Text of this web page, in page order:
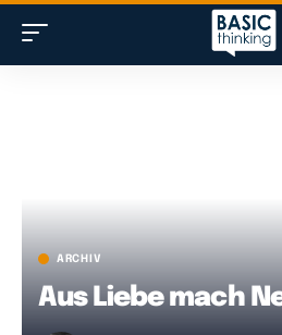
ARCHIV
Aus Liebe mach